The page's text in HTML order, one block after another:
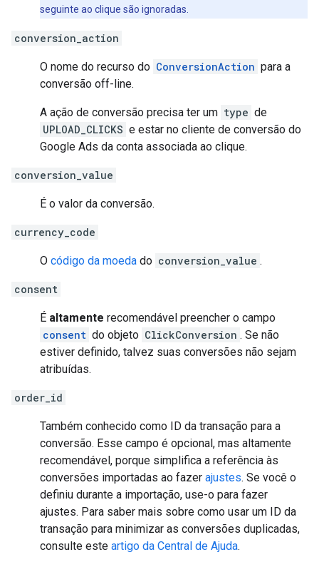
seguinte ao clique são ignoradas.
conversion_action
O nome do recurso do ConversionAction para a
conversão off-line.
A ação de conversão precisa ter um type de
UPLOAD_CLICKS e estar no cliente de conversão do
Google Ads da conta associada ao clique.
conversion_value
É o valor da conversão.
currency_code
O código da moeda do conversion_value .
consent
É altamente recomendável preencher o campo
consent do objeto ClickConversion . Se não
estiver definido, talvez suas conversões não sejam
atribuídas.
order_id
Também conhecido como ID da transação para a
conversão. Esse campo é opcional, mas altamente
recomendável, porque simplifica a referência às
conversões importadas ao fazer ajustes. Se você o
definiu durante a importação, use-o para fazer
ajustes. Para saber mais sobre como usar um ID da
transação para minimizar as conversões duplicadas,
consulte este artigo da Central de Ajuda.